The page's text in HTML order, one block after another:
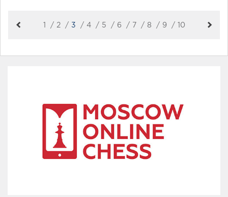
1 2 3 4 5 6 7 8 9 10